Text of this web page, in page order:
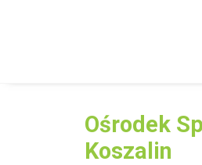
Ośrodek
Koszalin